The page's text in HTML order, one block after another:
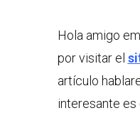
Hola amigo
por visitar el
artículo
interesante